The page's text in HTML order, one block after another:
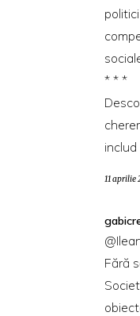
* * *
11 aprilie
Fără